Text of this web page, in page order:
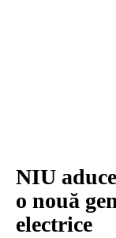
NIU
o nouă
electrice